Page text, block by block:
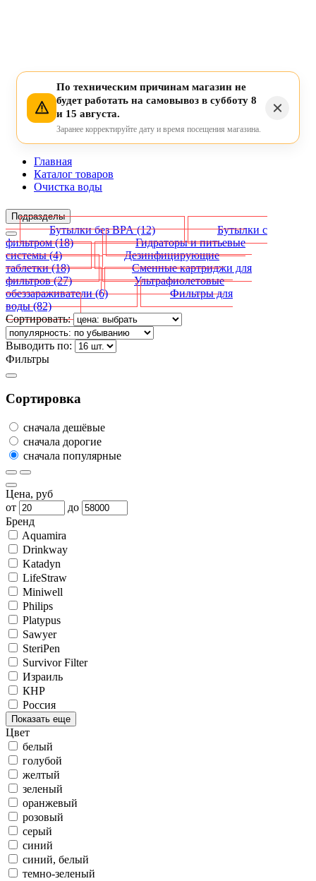
По техническим причинам магазин не
будет работать на самовывоз в субботу 8
и 15 августа.
Заранее корректируйте дату и время посещения магазина.
Главная
Каталог товаров
Очистка воды
Подразделы
Бутылки без BPA(12)
Бутылки с
фильтром(18)
Гидраторы и питьевые
системы(4)
Дезинфицирующие
таблетки(18)
Сменные картриджи для
фильтров(27)
Ультрафиолетовые
обеззараживатели(6)
Фильтры для
воды(82)
Сортировать:
Выводить по:
Фильтры
Сортировка
сначала дешёвые
сначала дорогие
сначала популярные
Цена, руб
от
до
Бренд
Aquamira
Drinkway
Katadyn
LifeStraw
Miniwell
Philips
Platypus
Sawyer
SteriPen
Survivor Filter
Израиль
КНР
Россия
Показать еще
Цвет
белый
голубой
желтый
зеленый
оранжевый
розовый
серый
синий
синий, белый
темно-зеленый